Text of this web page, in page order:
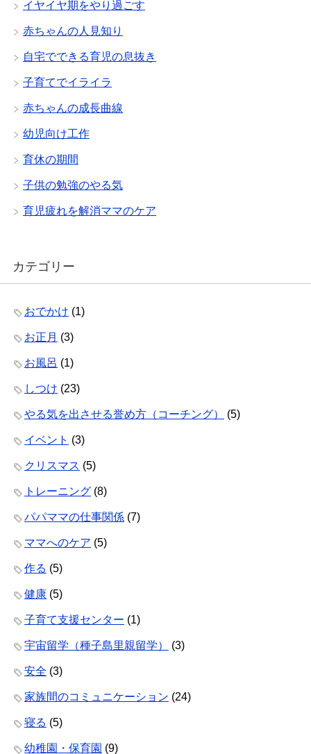
イヤイヤ期をやり過ごす
赤ちゃんの人見知り
自宅でできる育児の息抜き
子育てでイライラ
赤ちゃんの成長曲線
幼児向け工作
育休の期間
子供の勉強のやる気
育児疲れを解消ママのケア
カテゴリー
おでかけ (1)
お正月 (3)
お風呂 (1)
しつけ (23)
やる気を出させる誉め方（コーチング） (5)
イベント (3)
クリスマス (5)
トレーニング (8)
パパママの仕事関係 (7)
ママへのケア (5)
作る (5)
健康 (5)
子育て支援センター (1)
宇宙留学（種子島里親留学） (3)
安全 (3)
家族間のコミュニケーション (24)
寝る (5)
幼稚園・保育園 (9)